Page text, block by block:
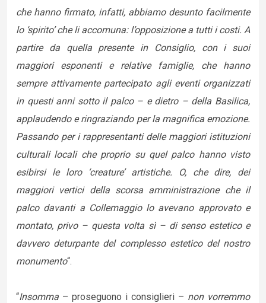
che hanno firmato, infatti, abbiamo desunto facilmente
lo ‘spirito’ che li accomuna: l’opposizione a tutti i costi. A
partire da quella presente in Consiglio, con i suoi
maggiori esponenti e relative famiglie, che hanno
sempre attivamente partecipato agli eventi organizzati
in questi anni sotto il palco – e dietro – della Basilica,
applaudendo e ringraziando per la magnifica emozione.
Passando per i rappresentanti delle maggiori istituzioni
culturali locali che proprio su quel palco hanno visto
esibirsi le loro ‘creature’ artistiche. O, che dire, dei
maggiori vertici della scorsa amministrazione che il
palco davanti a Collemaggio lo avevano approvato e
montato, privo – questa volta sì – di senso estetico e
davvero deturpante del complesso estetico del nostro
monumento“.
“Insomma – proseguono i consiglieri – non vorremmo